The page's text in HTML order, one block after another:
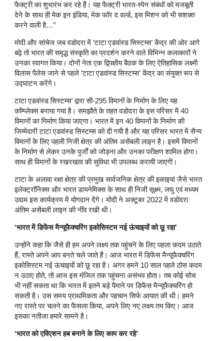
फैक्ट्री का शुभारंभ कर रहे हैं। यह फैक्ट्री भारत-स्पेन संबंधों को मजबूती
देने के साथ ही मेक इन इंडिया, मेक फॉर द वर्ल्ड, इस मिशन को भी सशक्त
करने वाली है…”
मोदी और सांचेज जब वडोदरा में ‘टाटा एडवांस्ड सिस्टम्स’ केंद्र की ओर आगे
बढ़े तो भारत की समृद्ध संस्कृति का प्रदर्शन करने वाले विभिन्न कलाकारों ने
उनका स्वागत किया। दोनों नेता एक द्विपक्षीय बैठक के लिए ऐतिहासिक लक्ष्मी
विलास पैलेस जाने से पहले ‘टाटा एडवांस्ड सिस्टम्स’ केंद्र का संयुक्त रूप से
उद्घाटन करेंगे।
टाटा एडवांस्ड सिस्टम्स’ द्वारा सी-295 विमानों के निर्माण के लिए यह
कॉम्प्लेक्स बनाया गया है। समझौते के तहत वडोदरा के इस परिसर में 40
विमानों का निर्माण किया जाएगा। भारत में इन 40 विमानों के निर्माण की
जिम्मेदारी टाटा एडवांस्ड सिस्टम्स को दी गयी है और यह परिसर भारत में सैन्य
विमानों के लिए पहली निजी क्षेत्र की अंतिम असेंबली लाइन है। इसमें विमानों
के निर्माण से लेकर उनके पुर्जों को जोड़ना और उनका परीक्षण शामिल होगा।
साथ ही विमानों के रखरखाव की सुविधा भी उपलब्ध करायी जाएगी।
टाटा के अलावा रक्षा क्षेत्र की प्रमुख सार्वजनिक क्षेत्र की इकाइयां जैसे भारत
इलेक्ट्रॉनिक्स और भारत डायनेमिक्स के साथ ही निजी सूक्ष्म, लघु एवं मध्यम
उद्यम इस कार्यक्रम में योगदान देंगे। मोदी ने अक्टूबर 2022 में वडोदरा
अंतिम असेंबली लाइन की नींव रखी थी।
‘भारत में डिफेंस मैन्यूफैक्चरिंग इकोसिस्टम नई ऊंचाइयों को छू रहा’
उन्होंने कहा कि जैसे ही हम अपने लक्ष्य तक पहुंचने के लिए पहला कदम उठाते
हैं, रास्ते अपने आप बनते चले जाते हैं। आज भारत में डिफेंस मैन्यूफैक्चरिंग
इकोसिस्टम नई ऊंचाइयों को छू रहा है। अगर हमने 10 साल पहले ठोस कदम
न उठाए होते, तो आज इस मंजिल तक पहुंचना असंभव होता। तब कोई सोच
भी नहीं सकता था कि भारत में इतने बड़े पैमाने पर डिफेंस मैन्यूफैक्चरिंग हो
सकती है। उस समय प्राथमिकता और पहचान सिर्फ आयात की थी। हमने
नए रास्ते पर चलने का फैसला किया, अपने लिए नए लक्ष्य तय किए। आज
इसका नतीजा हमारे सामने है।
‘भारत को एविएशन हब बनाने के लिए काम कर रहे’